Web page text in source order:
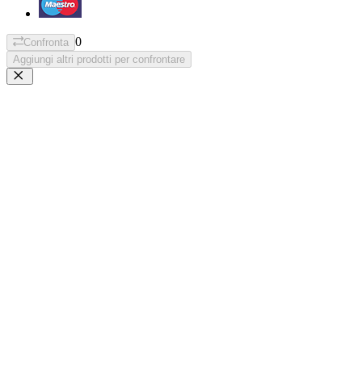
Confronta 0
Aggiungi altri prodotti per confrontare